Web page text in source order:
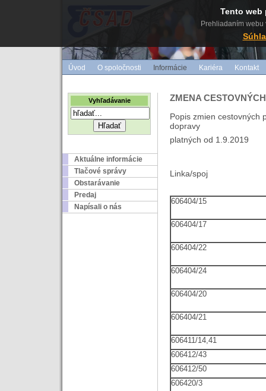
Úvod O spoločnosti Informácie Kariéra Kontakt
Vyhľadávanie
Aktuálne informácie
Tlačové správy
Obstarávanie
Predaj
Napísali o nás
ZMENA
Popis zmien cestovných
dopravy
platných od 1.9.2019
Linka/spoj
606404/15
606404/17
606404/22
606404/24
606404/20
606404/21
606411/14,41
606412/43
606412/50
606420/3
Tento web
Prehliadaním